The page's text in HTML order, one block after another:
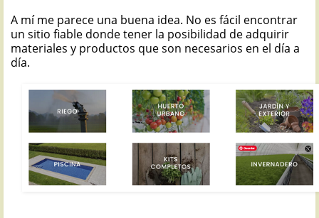
A mí me parece una buena idea. No es fácil encontrar
un sitio fiable donde tener la posibilidad de adquirir
materiales y productos que son necesarios en el día a
día.